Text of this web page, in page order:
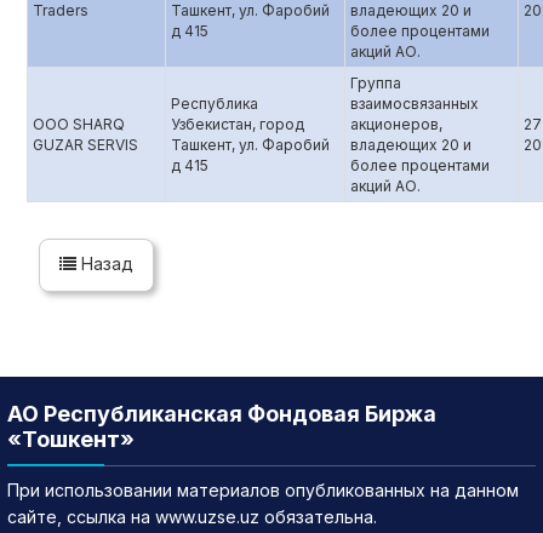
Traders
Ташкент, ул. Фаробий
д 415
владеющих 20 и
более процентами
акций АО.
OOO SHARQ
GUZAR SERVIS
Республика
Узбекистан, город
Ташкент, ул. Фаробий
д 415
Группа
взаимосвязанных
акционеров,
владеющих 20 и
более процентами
акций АО.
Назад
АО Республиканская Фондовая Биржа
«Тошкент»
При использовании материалов опубликованных на данном
сайте, ссылка на www.uzse.uz обязательна.